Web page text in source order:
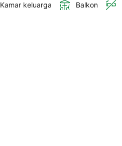
Kamar keluarga Balkon